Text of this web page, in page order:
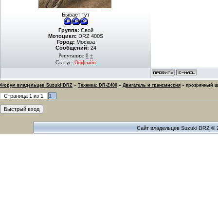
Бывает тут
Группа: Свой
Мотоцикл: DRZ 400S
Город: Москва
Сообщений: 24
Репутация: 0 ±
Статус: Оффлайн
Форум владельцев Suzuki DRZ » Техника: DR-Z400 » Двигатель и трансмиссия » прозрачный
Страница 1 из 1
1
Сайт владельцев Suzuki DRZ ©